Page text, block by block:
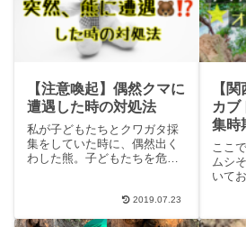
【注意喚起】偶然クマに
遭遇した時の対処法
私が子どもたちとクワガタ採
集をしていた時に、偶然出く
わした熊。子どもたちを危険
知識を持って臨むことが重要
2019.07.23
【
カブ
集時
ここ
ムシ
いて
ここ
てお